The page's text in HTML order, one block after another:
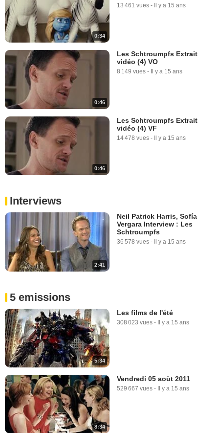
0:34
13 461 vues - Il y a 15 ans
0:46
Les Schtroumpfs Extrait
vidéo (4) VO
8 149 vues - Il y a 15 ans
0:46
Les Schtroumpfs Extrait
vidéo (4) VF
14 478 vues - Il y a 15 ans
Interviews
2:41
Neil Patrick Harris, Sofía
Vergara Interview : Les
Schtroumpfs
36 578 vues - Il y a 15 ans
5 emissions
5:34
Les films de l'été
308 023 vues - Il y a 15 ans
8:34
Vendredi 05 août 2011
529 667 vues - Il y a 15 ans